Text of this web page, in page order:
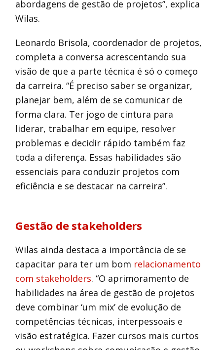
abordagens de gestão de projetos”, explica
Wilas.
Leonardo Brisola, coordenador de projetos,
completa a conversa acrescentando sua
visão de que a parte técnica é só o começo
da carreira. “É preciso saber se organizar,
planejar bem, além de se comunicar de
forma clara. Ter jogo de cintura para
liderar, trabalhar em equipe, resolver
problemas e decidir rápido também faz
toda a diferença. Essas habilidades são
essenciais para conduzir projetos com
eficiência e se destacar na carreira”.
Gestão de stakeholders
Wilas ainda destaca a importância de se
capacitar para ter um bom relacionamento
com stakeholders. “O aprimoramento de
habilidades na área de gestão de projetos
deve combinar ‘um mix’ de evolução de
competências técnicas, interpessoais e
visão estratégica. Fazer cursos mais curtos